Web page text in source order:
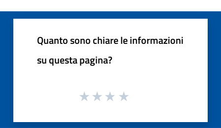
Quanto sono chiare le informazioni
su questa pagina?